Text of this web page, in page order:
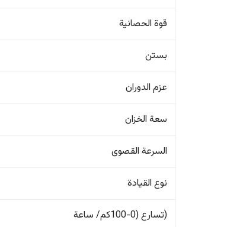
قوة الحصانية
بستن
عزم الدوران
سعة الخزان
السرعة القصوى
نوع القيادة
(تسارع (0-100كم/ ساعة